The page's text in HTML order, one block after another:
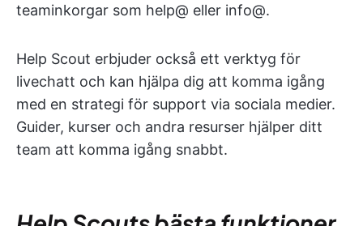
teaminkorgar som help@ eller info@.
Help Scout erbjuder också ett verktyg för
livechatt och kan hjälpa dig att komma igång
med en strategi för support via sociala medier.
Guider, kurser och andra resurser hjälper ditt
team att komma igång snabbt.